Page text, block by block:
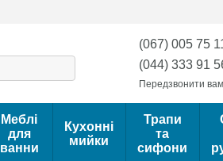
(067) 005 75
(044) 333 91
Передзвонити
Меблі
для
ванни
Кухонні
мийки
Трапи
та
сифони